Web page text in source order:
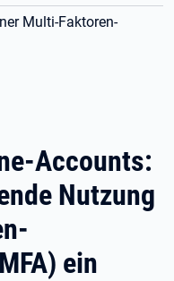
Multi-Faktoren-
Accounts:
Nutzung
ein